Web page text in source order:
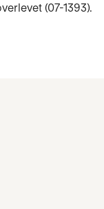
(07-1393).